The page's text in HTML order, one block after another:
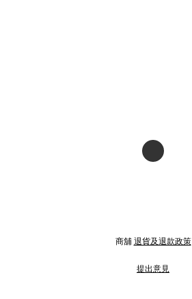
商舖 退貨及退款政策
提出意見